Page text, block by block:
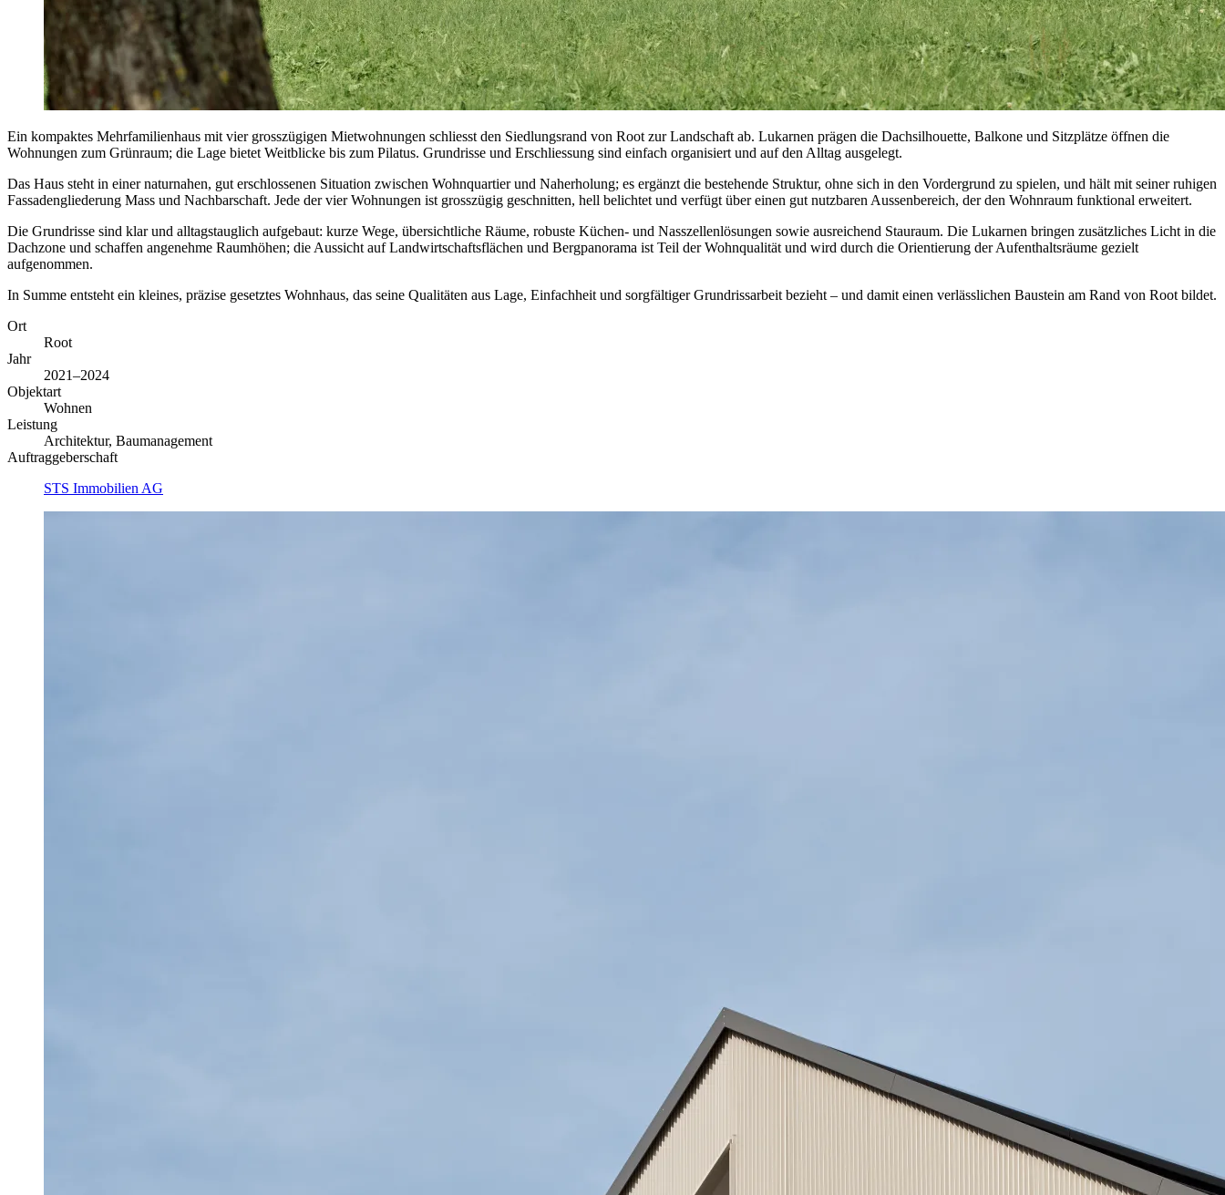
Ein kompaktes Mehrfamilienhaus mit vier grosszügigen Mietwohnungen schliesst den Siedlungsrand von Root zur Landschaft ab. Lukarnen prägen die Dachsilhouette, Balkone und Sitzplätze öffnen die
Wohnungen zum Grünraum; die Lage bietet Weitblicke bis zum Pilatus. Grundrisse und Erschliessung sind einfach organisiert und auf den Alltag ausgelegt.
Das Haus steht in einer naturnahen, gut erschlossenen Situation zwischen Wohnquartier und Naherholung; es ergänzt die bestehende Struktur, ohne sich in den Vordergrund zu spielen, und hält mit seiner ruhigen
Fassadengliederung Mass und Nachbarschaft. Jede der vier Wohnungen ist grosszügig geschnitten, hell belichtet und verfügt über einen gut nutzbaren Aussenbereich, der den Wohnraum funktional erweitert.
Die Grundrisse sind klar und alltagstauglich aufgebaut: kurze Wege, übersichtliche Räume, robuste Küchen- und Nasszellenlösungen sowie ausreichend Stauraum. Die Lukarnen bringen zusätzliches Licht in die
Dachzone und schaffen angenehme Raumhöhen; die Aussicht auf Landwirtschaftsflächen und Bergpanorama ist Teil der Wohnqualität und wird durch die Orientierung der Aufenthaltsräume gezielt
aufgenommen.
In Summe entsteht ein kleines, präzise gesetztes Wohnhaus, das seine Qualitäten aus Lage, Einfachheit und sorgfältiger Grundrissarbeit bezieht – und damit einen verlässlichen Baustein am Rand von Root bildet.
Ort
Root
Jahr
2021–2024
Objektart
Wohnen
Leistung
Architektur, Baumanagement
Auftraggeberschaft
STS Immobilien AG